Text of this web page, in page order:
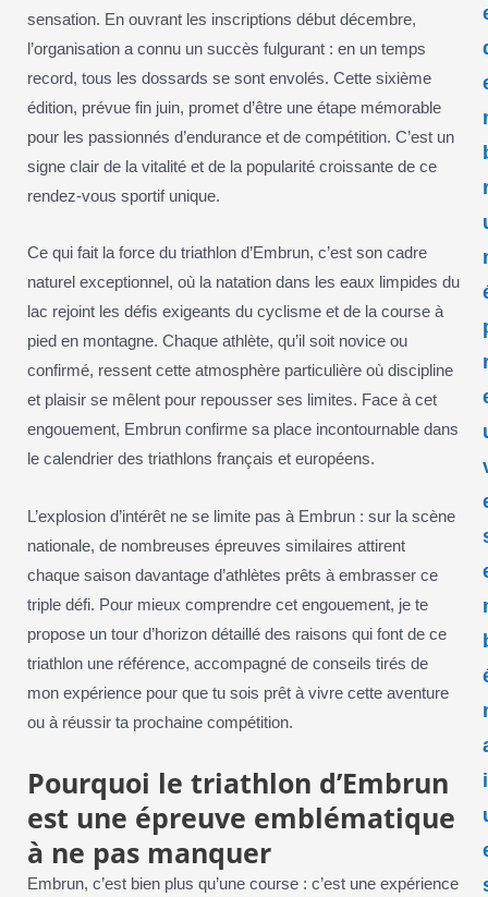
sensation. En ouvrant les inscriptions début décembre,
l’organisation a connu un succès fulgurant : en un temps
record, tous les dossards se sont envolés. Cette sixième
édition, prévue fin juin, promet d’être une étape mémorable
pour les passionnés d’endurance et de compétition. C’est un
signe clair de la vitalité et de la popularité croissante de ce
rendez-vous sportif unique.
Ce qui fait la force du triathlon d’Embrun, c’est son cadre
naturel exceptionnel, où la natation dans les eaux limpides du
lac rejoint les défis exigeants du cyclisme et de la course à
pied en montagne. Chaque athlète, qu’il soit novice ou
confirmé, ressent cette atmosphère particulière où discipline
et plaisir se mêlent pour repousser ses limites. Face à cet
engouement, Embrun confirme sa place incontournable dans
le calendrier des triathlons français et européens.
L’explosion d’intérêt ne se limite pas à Embrun : sur la scène
nationale, de nombreuses épreuves similaires attirent
chaque saison davantage d’athlètes prêts à embrasser ce
triple défi. Pour mieux comprendre cet engouement, je te
propose un tour d’horizon détaillé des raisons qui font de ce
triathlon une référence, accompagné de conseils tirés de
mon expérience pour que tu sois prêt à vivre cette aventure
ou à réussir ta prochaine compétition.
Pourquoi le triathlon d’Embrun
est une épreuve emblématique
à ne pas manquer
Embrun, c’est bien plus qu’une course : c’est une expérience